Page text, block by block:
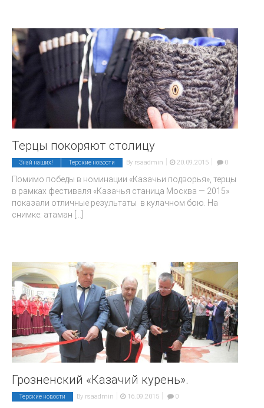
Терцы покоряют столицу
Знай наших! Терские новости By rsaadmin 20.09.2015 0
Помимо победы в номинации «Казачьи подворья», терцы
в рамках фестиваля «Казачья станица Москва — 2015»
показали отличные результаты в кулачном бою. На
снимке: атаман [...]
Грозненский «Казачий курень».
Терские новости By rsaadmin 16.09.2015 0